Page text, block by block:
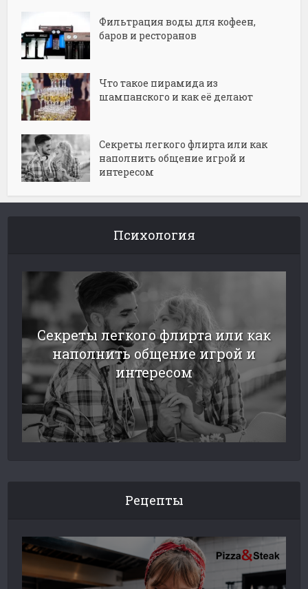
Фильтрация воды для кофеен,
баров и ресторанов
Что такое пирамида из
шампанского и как её делают
Секреты легкого флирта или как
наполнить общение игрой и
интересом
Психология
Секреты легкого флирта или как
наполнить общение игрой и
интересом
Рецепты